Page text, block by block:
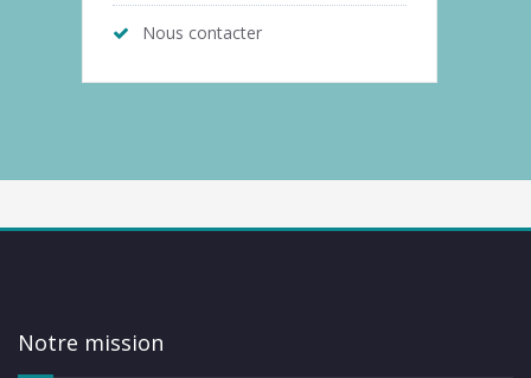
Nous contacter
Notre mission